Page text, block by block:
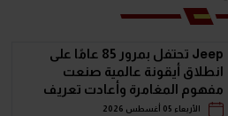
Jeep تحتفل بمرور 85 عامًا على
انطلاق أيقونة عالمية صنعت
مفهوم المغامرة وأعادت تعريف
سيارات الـ SUV
الأربعاء 05 أغسطس 2026